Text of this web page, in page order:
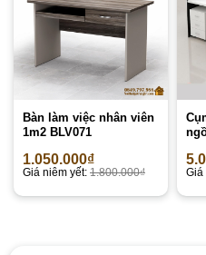
Bàn làm việc nhân viên
1m2 BLV071
1.050.000₫
Giá niêm yết: 1.800.000₫ Giá